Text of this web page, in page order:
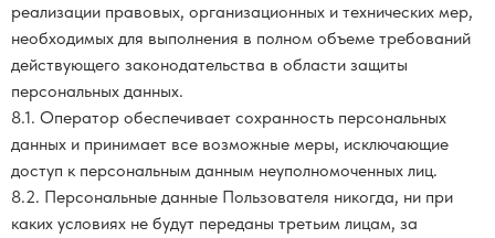
реализации правовых, организационных и технических мер,
необходимых для выполнения в полном объеме требований
действующего законодательства в области защиты
персональных данных.
8.1. Оператор обеспечивает сохранность персональных
данных и принимает все возможные меры, исключающие
доступ к персональным данным неуполномоченных лиц.
8.2. Персональные данные Пользователя никогда, ни при
каких условиях не будут переданы третьим лицам, за